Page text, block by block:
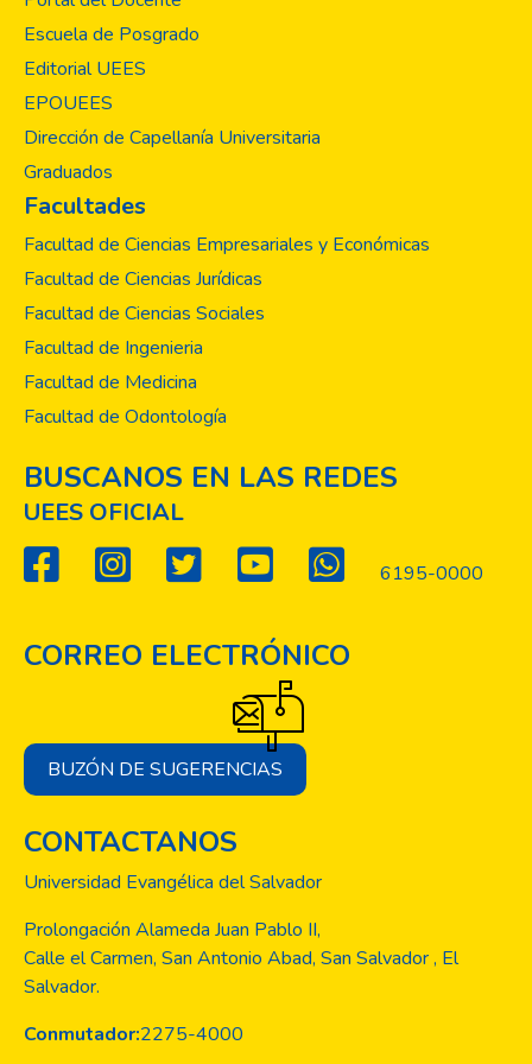
deseados y enfermedades,especialmente
entre adolecentes y jóvenes.
Escuela de Posgrado
Editorial UEES
EPOUEES
Dirección de Capellanía Universitaria
Graduados
Facultades
Facultad de Ciencias Empresariales y Económicas
Facultad de Ciencias Jurídicas
Facultad de Ciencias Sociales
Facultad de Ingenieria
Facultad de Medicina
Facultad de Odontología
BUSCANOS EN LAS REDES
UEES OFICIAL
6195-0000
CORREO ELECTRÓNICO
BUZÓN DE SUGERENCIAS
CONTACTANOS
Universidad Evangélica del Salvador
Prolongación Alameda Juan Pablo II,
Calle el Carmen, San Antonio Abad, San Salvador , El
Salvador.
Conmutador:2275-4000